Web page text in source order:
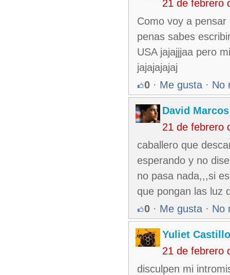
21 de febrero
Como voy a
penas sabes
USA jajajjjaa pero
jajajajajaj
0 · Me gusta · No
David Marcos
21 de febrero
caballero que
esperando y no
no pasa nada,,,si
que pongan las luz
0 · Me gusta · No
Yuliet Castillo
21 de febrero
disculpen mi